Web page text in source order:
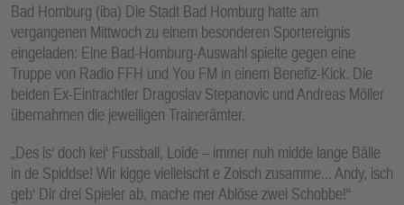
Bad Homburg (iba) Die Stadt Bad Homburg hatte am
vergangenen Mittwoch zu einem besonderen Sportereignis
eingeladen: Eine Bad-Homburg-Auswahl spielte gegen eine
Truppe von Radio FFH und You FM in einem Benefiz-Kick. Die
beiden Ex-Eintrachtler Dragoslav Stepanovic und Andreas Möller
übernahmen die jeweiligen Trainerämter.
„Des is‘ doch kei‘ Fussball, Loide – immer nuh midde lange Bälle
in de Spiddse! Wir kigge vielleischt e Zoisch zusamme... Andy, isch
geb‘ Dir drei Spieler ab, mache mer Ablöse zwei Schobbe!“